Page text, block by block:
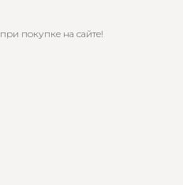
покупке на сайте!